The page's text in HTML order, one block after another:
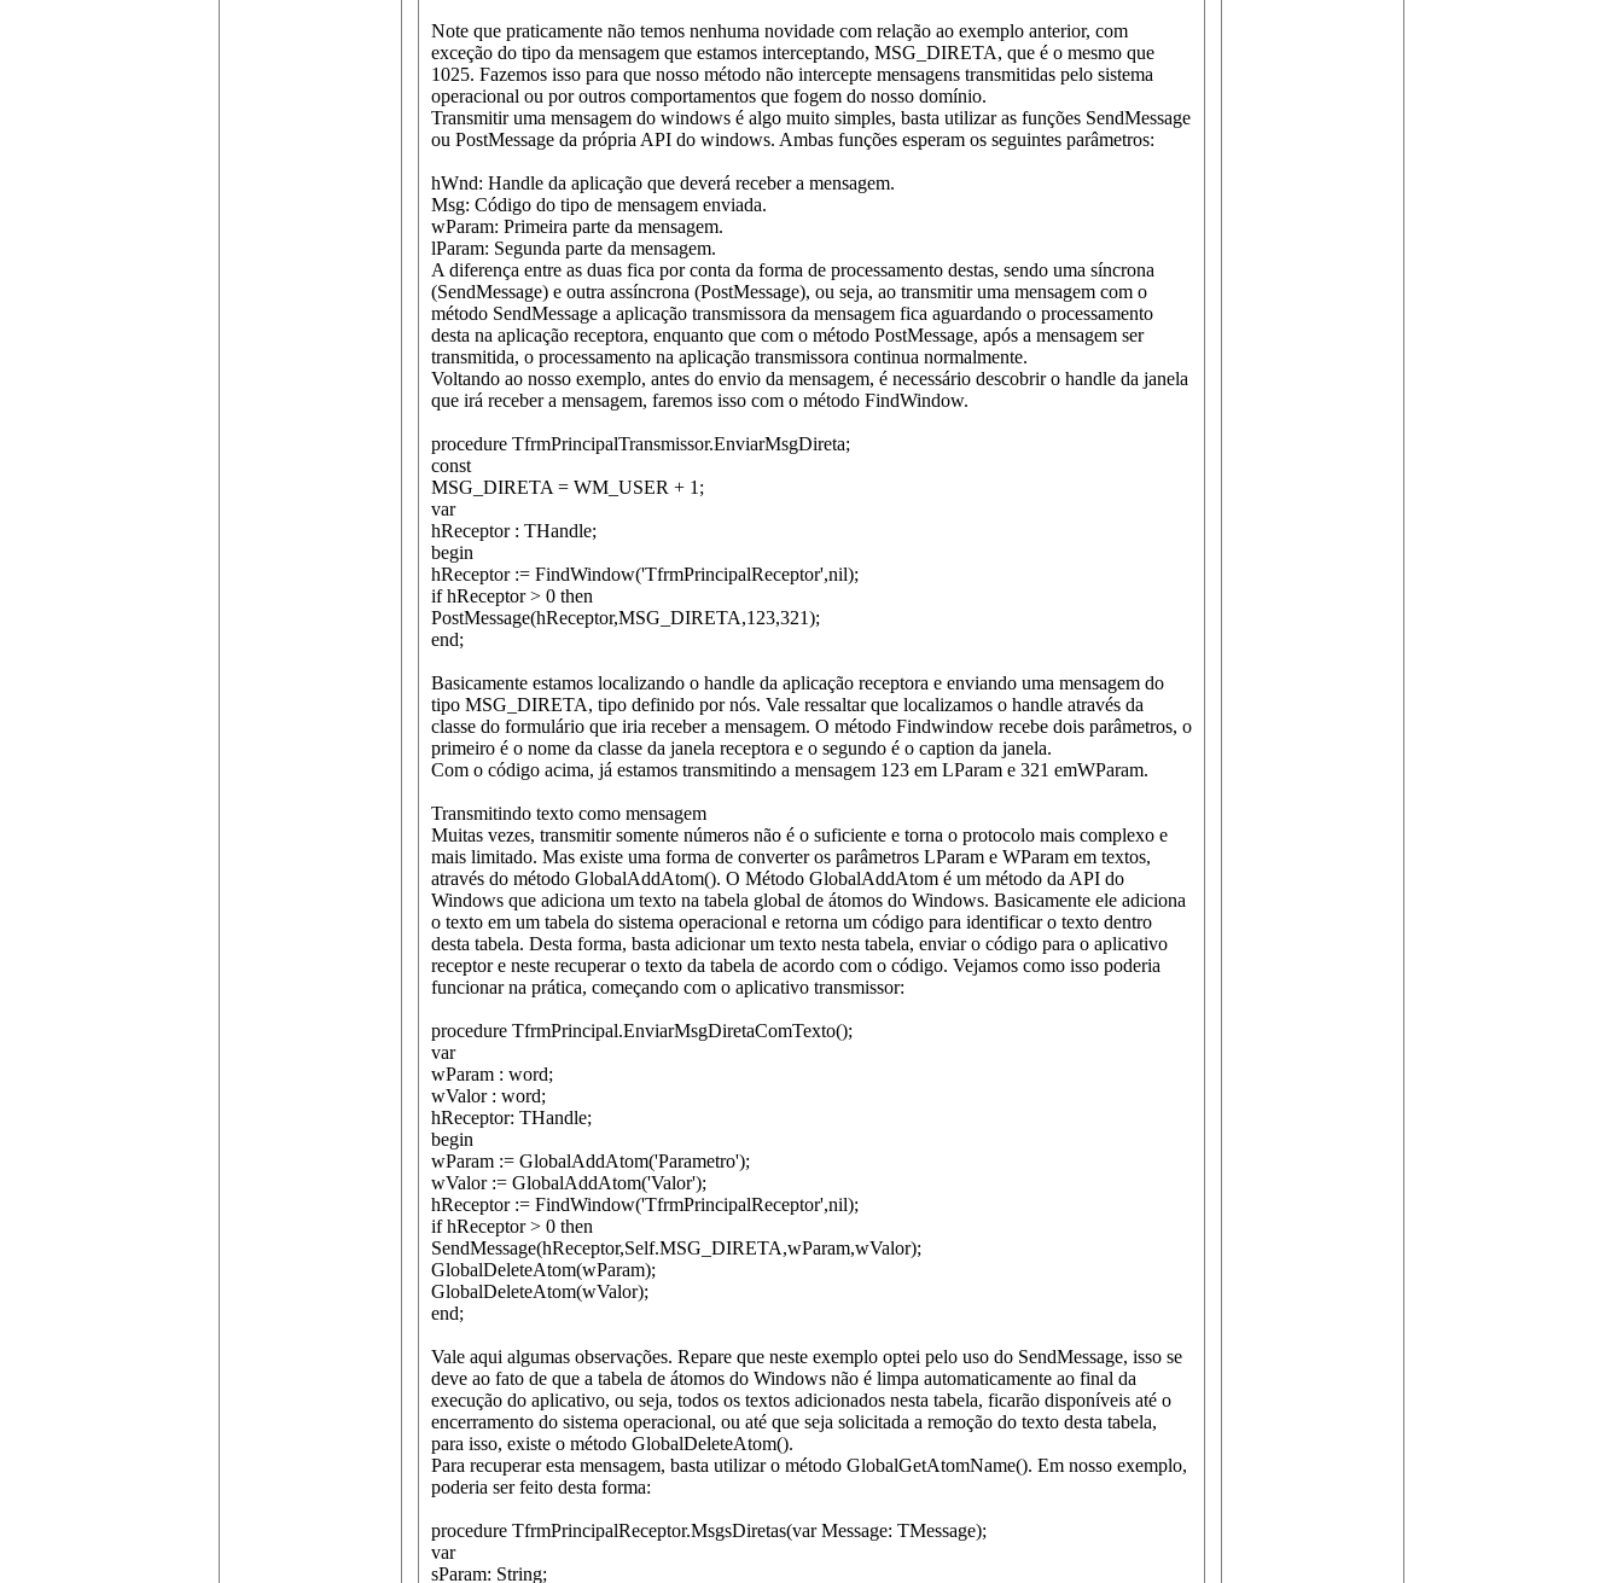
Note que praticamente não temos nenhuma novidade com relação ao exemplo anterior, com
exceção do tipo da mensagem que estamos interceptando, MSG_DIRETA, que é o mesmo que
1025. Fazemos isso para que nosso método não intercepte mensagens transmitidas pelo sistema
operacional ou por outros comportamentos que fogem do nosso domínio.
Transmitir uma mensagem do windows é algo muito simples, basta utilizar as funções SendMessage
ou PostMessage da própria API do windows. Ambas funções esperam os seguintes parâmetros:
hWnd: Handle da aplicação que deverá receber a mensagem.
Msg: Código do tipo de mensagem enviada.
wParam: Primeira parte da mensagem.
lParam: Segunda parte da mensagem.
A diferença entre as duas fica por conta da forma de processamento destas, sendo uma síncrona
(SendMessage) e outra assíncrona (PostMessage), ou seja, ao transmitir uma mensagem com o
método SendMessage a aplicação transmissora da mensagem fica aguardando o processamento
desta na aplicação receptora, enquanto que com o método PostMessage, após a mensagem ser
transmitida, o processamento na aplicação transmissora continua normalmente.
Voltando ao nosso exemplo, antes do envio da mensagem, é necessário descobrir o handle da janela
que irá receber a mensagem, faremos isso com o método FindWindow.
procedure TfrmPrincipalTransmissor.EnviarMsgDireta;
const
MSG_DIRETA = WM_USER + 1;
var
hReceptor : THandle;
begin
hReceptor := FindWindow('TfrmPrincipalReceptor',nil);
if hReceptor > 0 then
PostMessage(hReceptor,MSG_DIRETA,123,321);
end;
Basicamente estamos localizando o handle da aplicação receptora e enviando uma mensagem do
tipo MSG_DIRETA, tipo definido por nós. Vale ressaltar que localizamos o handle através da
classe do formulário que iria receber a mensagem. O método Findwindow recebe dois parâmetros, o
primeiro é o nome da classe da janela receptora e o segundo é o caption da janela.
Com o código acima, já estamos transmitindo a mensagem 123 em LParam e 321 emWParam.
Transmitindo texto como mensagem
Muitas vezes, transmitir somente números não é o suficiente e torna o protocolo mais complexo e
mais limitado. Mas existe uma forma de converter os parâmetros LParam e WParam em textos,
através do método GlobalAddAtom(). O Método GlobalAddAtom é um método da API do
Windows que adiciona um texto na tabela global de átomos do Windows. Basicamente ele adiciona
o texto em um tabela do sistema operacional e retorna um código para identificar o texto dentro
desta tabela. Desta forma, basta adicionar um texto nesta tabela, enviar o código para o aplicativo
receptor e neste recuperar o texto da tabela de acordo com o código. Vejamos como isso poderia
funcionar na prática, começando com o aplicativo transmissor:
procedure TfrmPrincipal.EnviarMsgDiretaComTexto();
var
wParam : word;
wValor : word;
hReceptor: THandle;
begin
wParam := GlobalAddAtom('Parametro');
wValor := GlobalAddAtom('Valor');
hReceptor := FindWindow('TfrmPrincipalReceptor',nil);
if hReceptor > 0 then
SendMessage(hReceptor,Self.MSG_DIRETA,wParam,wValor);
GlobalDeleteAtom(wParam);
GlobalDeleteAtom(wValor);
end;
Vale aqui algumas observações. Repare que neste exemplo optei pelo uso do SendMessage, isso se
deve ao fato de que a tabela de átomos do Windows não é limpa automaticamente ao final da
execução do aplicativo, ou seja, todos os textos adicionados nesta tabela, ficarão disponíveis até o
encerramento do sistema operacional, ou até que seja solicitada a remoção do texto desta tabela,
para isso, existe o método GlobalDeleteAtom().
Para recuperar esta mensagem, basta utilizar o método GlobalGetAtomName(). Em nosso exemplo,
poderia ser feito desta forma:
procedure TfrmPrincipalReceptor.MsgsDiretas(var Message: TMessage);
var
sParam: String;